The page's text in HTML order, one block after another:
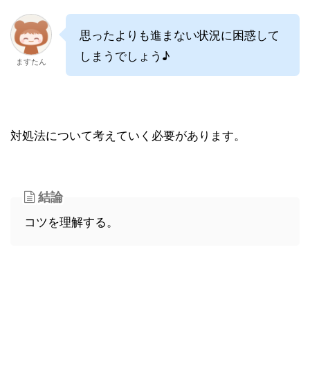
ますたん
思ったよりも進まない状況に困惑して
しまうでしょう♪
対処法について考えていく必要があります。
結論
コツを理解する。